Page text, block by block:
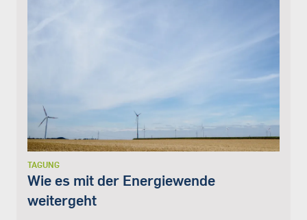
TAGUNG
Wie es mit der Energiewende
weitergeht